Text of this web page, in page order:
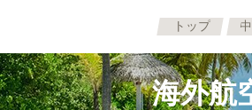
トップ
海外航